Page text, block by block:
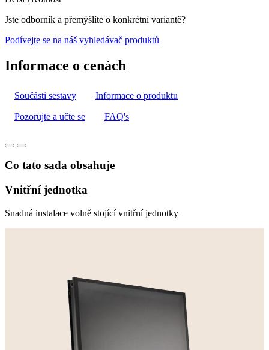
Jste odborník a přemýšlíte o konkrétní variantě?
Podívejte se na náš vyhledávač produktů
Informace o cenách
Součásti sestavy Informace o produktu
Pozorujte a učte se FAQ's
Co tato sada obsahuje
Vnitřní jednotka
Snadná instalace volně stojící vnitřní jednotky